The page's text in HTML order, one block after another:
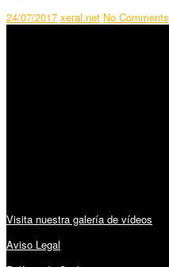
24/07/2017 xeral.net No Comments
Visita nuestra galería de vídeos
Aviso Legal